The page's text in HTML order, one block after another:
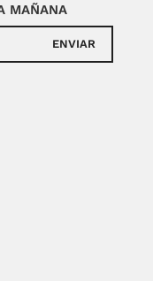
MAÑANA
ENVIAR